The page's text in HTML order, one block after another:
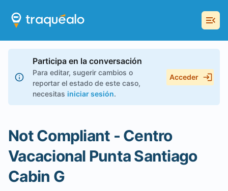
Participa en la conversación
Para editar, sugerir cambios o
reportar el estado de este caso,
necesitas iniciar sesión.
Acceder
Not Compliant - Centro
Vacacional Punta Santiago
Cabin G